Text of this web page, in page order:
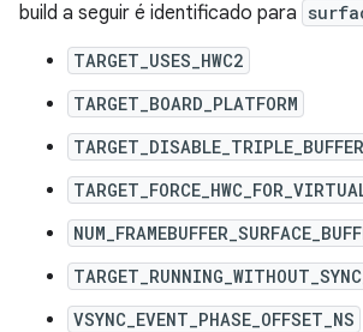
build a seguir é identificado para
TARGET_USES_HWC2
TARGET_BOARD_PLATFORM
VSYNC_EVENT_PHASE_OFFSET_NS